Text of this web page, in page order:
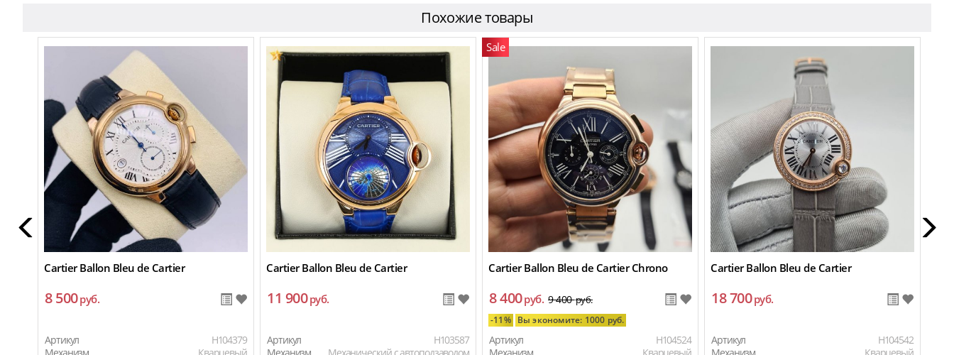
Похожие товары
Cartier Ballon Bleu de Cartier
8 500руб.
Артикул
H104379
Cartier Ballon Bleu de Cartier
11 900руб.
Артикул
H103587
Sale
Cartier Ballon Bleu de Cartier Chrono
8 400руб. 9 400руб.
-11% Вы экономите: 1000 руб.
Артикул
H104524
Cartier Ballon Bleu de Cartier
18 700руб.
Артикул
H104542